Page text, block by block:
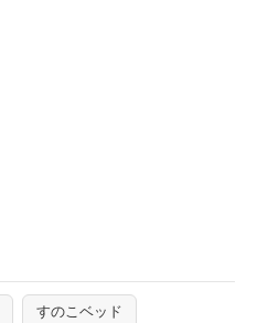
すのこベッド